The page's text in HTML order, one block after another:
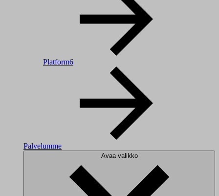
Platform6
Palvelumme
Avaa valikko